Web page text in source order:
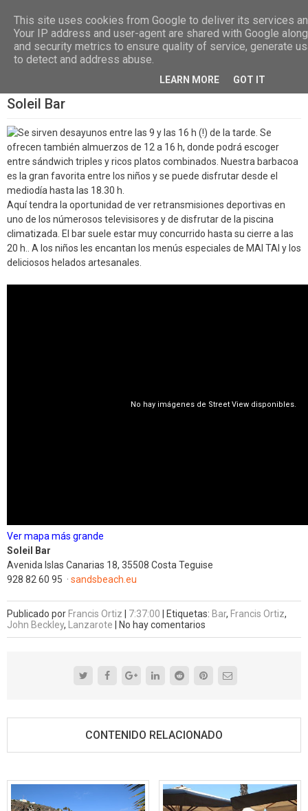
Las, Calle las Jarcias, 4, 38670 CDTCA, Tenerife +34.615.684.195
Soleil Bar
Se sirven desayunos entre las 9 y las 16 h (!) de la tarde. Se
ofrecen también almuerzos de 12 a 16 h, donde podrá escoger
entre sándwich triples y ricos platos combinados. Nuestra barbacoa
es la gran favorita entre los niños y se puede disfrutar desde el
mediodía hasta las 18.30 h.
Aquí tendra la oportunidad de ver retransmisiones deportivas en
uno de los númerosos televisisores y de disfrutar de la piscina
climatizada. El bar suele estar muy concurrido hasta su cierre a las
20 h.. A los niños les encantan los menús especiales de MAI TAI y los
deliciosos helados artesanales.
Ver mapa más grande
Soleil
Bar
Avenida Islas Canarias 18, 35508 Costa Teguise
928 82 60 95 · sandsbeach.eu
Publicado por Francis Ortiz 7:37:00 Etiquetas: Bar, Francis Ortiz,
John Beckley, Lanzarote No hay comentarios
CONTENIDO RELACIONADO
This site uses cookies from Google to deliver its services
Your IP address and user-agent are shared with Google
and security metrics to ensure quality of service, generate
to detect and address abuse.
LEARN MORE GOT IT